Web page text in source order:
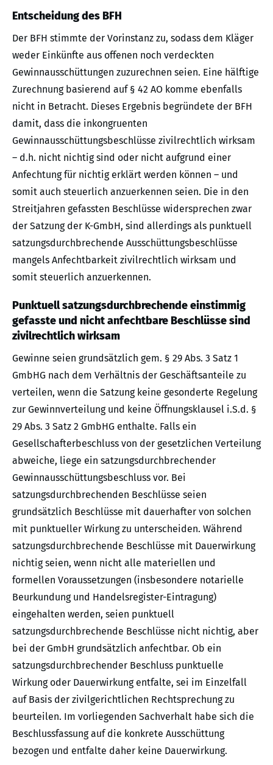
Entscheidung des BFH
Der BFH stimmte der Vorinstanz zu, sodass dem Kläger
weder Einkünfte aus offenen noch verdeckten
Gewinnausschüttungen zuzurechnen seien. Eine hälftige
Zurechnung basierend auf § 42 AO komme ebenfalls
nicht in Betracht. Dieses Ergebnis begründete der BFH
damit, dass die inkongruenten
Gewinnausschüttungsbeschlüsse zivilrechtlich wirksam
– d.h. nicht nichtig sind oder nicht aufgrund einer
Anfechtung für nichtig erklärt werden können – und
somit auch steuerlich anzuerkennen seien. Die in den
Streitjahren gefassten Beschlüsse widersprechen zwar
der Satzung der K-GmbH, sind allerdings als punktuell
satzungsdurchbrechende Ausschüttungsbeschlüsse
mangels Anfechtbarkeit zivilrechtlich wirksam und
somit steuerlich anzuerkennen.
Punktuell satzungsdurchbrechende einstimmig
gefasste und nicht anfechtbare Beschlüsse sind
zivilrechtlich wirksam
Gewinne seien grundsätzlich gem. § 29 Abs. 3 Satz 1
GmbHG nach dem Verhältnis der Geschäftsanteile zu
verteilen, wenn die Satzung keine gesonderte Regelung
zur Gewinnverteilung und keine Öffnungsklausel i.S.d. §
29 Abs. 3 Satz 2 GmbHG enthalte. Falls ein
Gesellschafterbeschluss von der gesetzlichen Verteilung
abweiche, liege ein satzungsdurchbrechender
Gewinnausschüttungsbeschluss vor. Bei
satzungsdurchbrechenden Beschlüsse seien
grundsätzlich Beschlüsse mit dauerhafter von solchen
mit punktueller Wirkung zu unterscheiden. Während
satzungsdurchbrechende Beschlüsse mit Dauerwirkung
nichtig seien, wenn nicht alle materiellen und
formellen Voraussetzungen (insbesondere notarielle
Beurkundung und Handelsregister-Eintragung)
eingehalten werden, seien punktuell
satzungsdurchbrechende Beschlüsse nicht nichtig, aber
bei der GmbH grundsätzlich anfechtbar. Ob ein
satzungsdurchbrechender Beschluss punktuelle
Wirkung oder Dauerwirkung entfalte, sei im Einzelfall
auf Basis der zivilgerichtlichen Rechtsprechung zu
beurteilen. Im vorliegenden Sachverhalt habe sich die
Beschlussfassung auf die konkrete Ausschüttung
bezogen und entfalte daher keine Dauerwirkung.